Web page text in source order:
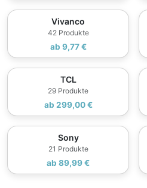
Vivanco
42 Produkte
ab 9,77 €
TCL
29 Produkte
ab 299,00 €
Sony
21 Produkte
ab 89,99 €